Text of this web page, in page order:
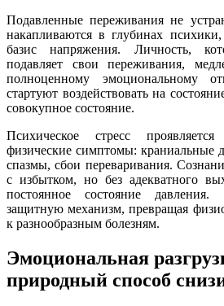
Подавленные переживания не
накапливаются в глубинах
базис напряжения. Личность,
подавляет свои переживания,
полноценному эмоциональному
стартуют воздействовать на
совокупное состояние.
Психическое стресс
физические симптомы: краниальные
спазмы, сбои переваривания.
с избытком, но без адекватного
постоянное состояние
защитную механизм, превращая
к разнообразным болезням.
Эмоциональная
природный способ